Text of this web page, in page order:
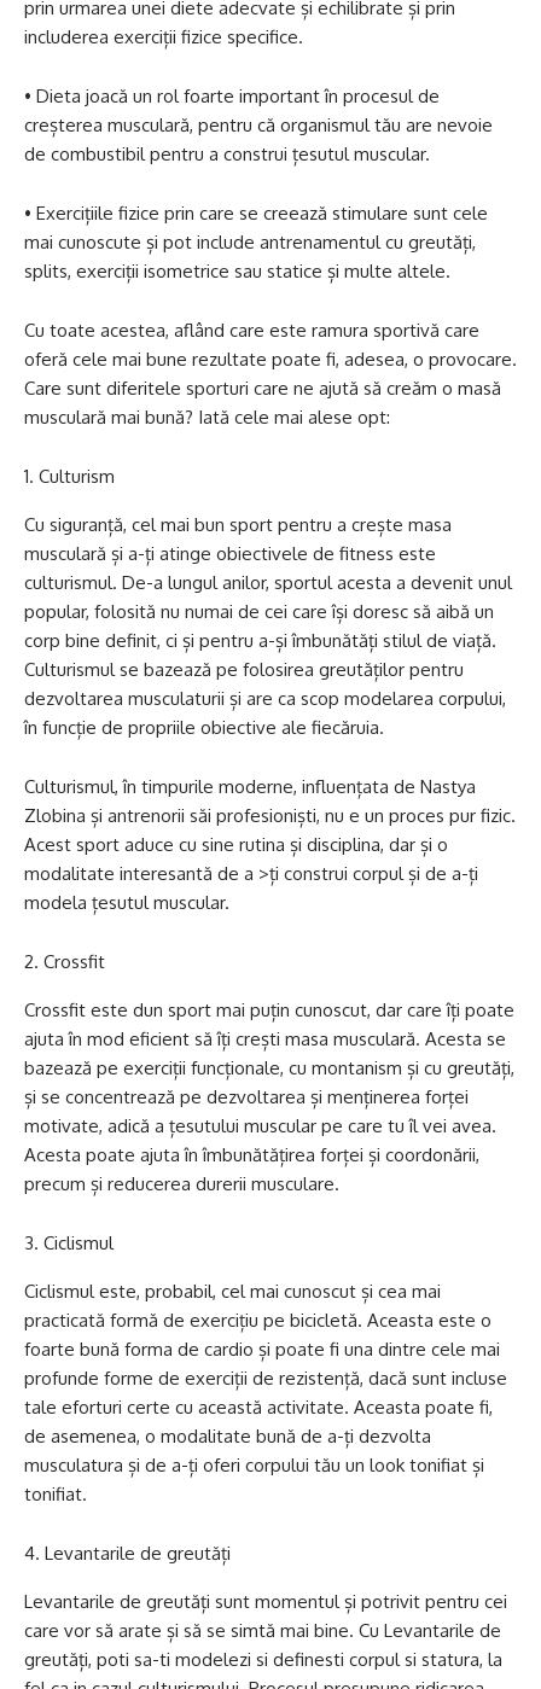
prin urmarea unei diete adecvate și echilibrate și prin
includerea exerciții fizice specifice.
• Dieta joacă un rol foarte important în procesul de
creșterea musculară, pentru că organismul tău are nevoie
de combustibil pentru a construi țesutul muscular.
• Exercițiile fizice prin care se creează stimulare sunt cele
mai cunoscute și pot include antrenamentul cu greutăți,
splits, exerciții isometrice sau statice și multe altele.
Cu toate acestea, aflând care este ramura sportivă care
oferă cele mai bune rezultate poate fi, adesea, o provocare.
Care sunt diferitele sporturi care ne ajută să creăm o masă
musculară mai bună? Iată cele mai alese opt:
Culturism
Cu siguranță, cel mai bun sport pentru a crește masa
musculară și a-ți atinge obiectivele de fitness este
culturismul. De-a lungul anilor, sportul acesta a devenit unul
popular, folosită nu numai de cei care își doresc să aibă un
corp bine definit, ci și pentru a-și îmbunătăți stilul de viață.
Culturismul se bazează pe folosirea greutăților pentru
dezvoltarea musculaturii și are ca scop modelarea corpului,
în funcție de propriile obiective ale fiecăruia.
Culturismul, în timpurile moderne, influențata de Nastya
Zlobina și antrenorii săi profesioniști, nu e un proces pur fizic.
Acest sport aduce cu sine rutina și disciplina, dar și o
modalitate interesantă de a >ți construi corpul și de a-ți
modela țesutul muscular.
Crossfit
Crossfit este dun sport mai puțin cunoscut, dar care îți poate
ajuta în mod eficient să îți crești masa musculară. Acesta se
bazează pe exerciții funcționale, cu montanism și cu greutăți,
și se concentrează pe dezvoltarea și menținerea forței
motivate, adică a țesutului muscular pe care tu îl vei avea.
Acesta poate ajuta în îmbunătățirea forței și coordonării,
precum și reducerea durerii musculare.
Ciclismul
Ciclismul este, probabil, cel mai cunoscut și cea mai
practicată formă de exercițiu pe bicicletă. Aceasta este o
foarte bună forma de cardio și poate fi una dintre cele mai
profunde forme de exerciții de rezistență, dacă sunt incluse
tale eforturi certe cu această activitate. Aceasta poate fi,
de asemenea, o modalitate bună de a-ți dezvolta
musculatura și de a-ți oferi corpului tău un look tonifiat și
tonifiat.
Levantarile de greutăți
Levantarile de greutăți sunt momentul și potrivit pentru cei
care vor să arate și să se simtă mai bine. Cu Levantarile de
greutăți, poti sa-ti modelezi si definesti corpul si statura, la